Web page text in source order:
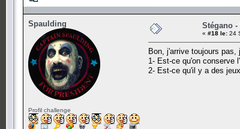
Spaulding
Profil challenge
Stégano
« #18 le: 24
Bon, j'arrive toujours
1- Est-ce qu'on conserve
2- Est-ce qu'il y a des